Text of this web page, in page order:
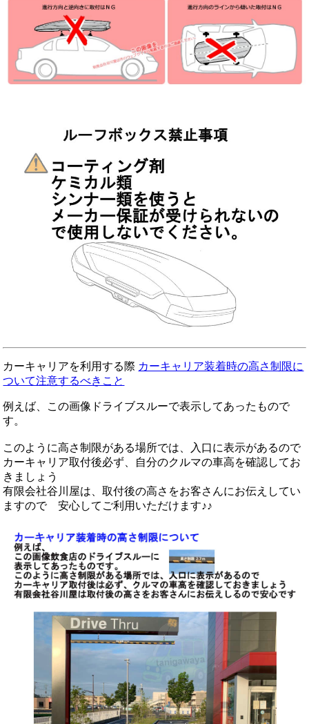
カーキャリアを利用する際 カーキャリア装着時の高さ制限に
ついて注意するべきこと
例えば、この画像ドライブスルーで表示してあったもので
す。
このように高さ制限がある場所では、入口に表示があるので
カーキャリア取付後必ず、自分のクルマの車高を確認してお
きましょう
有限会社谷川屋は、取付後の高さをお客さんにお伝えしてい
ますので 安心してご利用いただけます♪♪